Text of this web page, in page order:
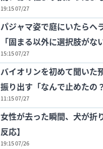
19:15 07/27
パジャマ姿で庭にいたらヘ
「固まる以外に選択肢がな
15:15 07/27
バイオリンを初めて聞いた
振り出す「なんで止めたの
11:15 07/27
女性が去った瞬間、犬が折
反応】
19:15 07/26